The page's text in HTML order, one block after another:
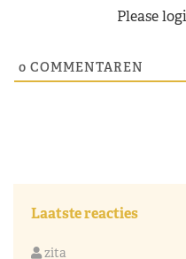
Please
0 COMMENTAREN
Laatste reacties
zita